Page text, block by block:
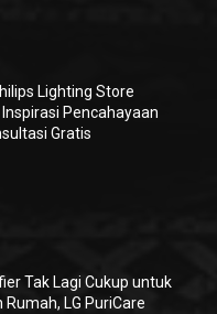
Lighting Store
Pencahayaan
Gratis
Tak Lagi Cukup untuk
LG PuriCare